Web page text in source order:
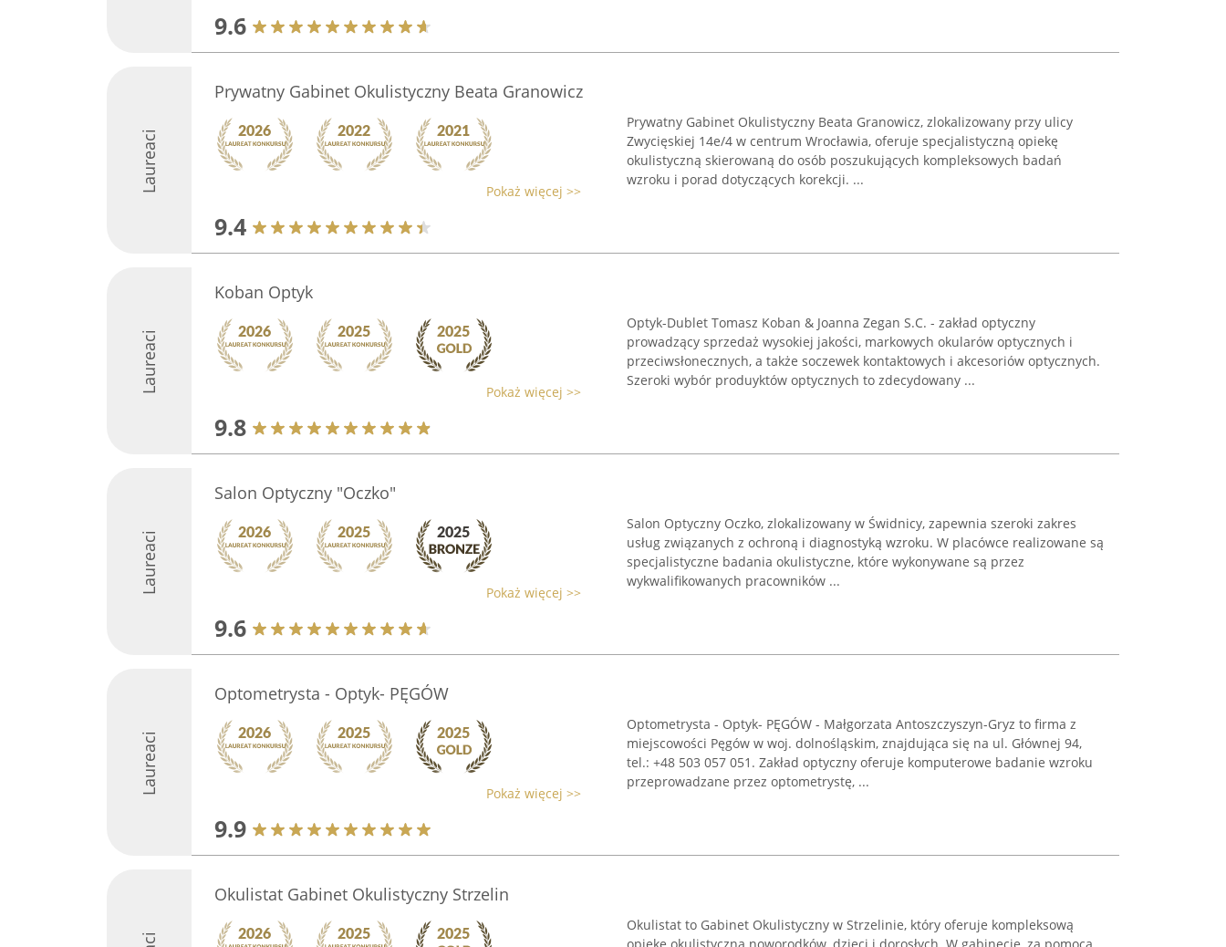
9.6
Laureaci
Prywatny Gabinet Okulistyczny Beata Granowicz
Pokaż więcej >>
9.4
Prywatny Gabinet Okulistyczny Beata Granowicz, zlokalizowany przy ulicy
Zwycięskiej 14e/4 w centrum Wrocławia, oferuje specjalistyczną opiekę
okulistyczną skierowaną do osób poszukujących kompleksowych badań
wzroku i porad dotyczących korekcji. ...
Laureaci
Koban Optyk
Pokaż więcej >>
9.8
Optyk-Dublet Tomasz Koban & Joanna Zegan S.C. - zakład optyczny
prowadzący sprzedaż wysokiej jakości, markowych okularów optycznych i
przeciwsłonecznych, a także soczewek kontaktowych i akcesoriów optycznych.
Szeroki wybór produyktów optycznych to zdecydowany ...
Laureaci
Salon Optyczny "Oczko"
Pokaż więcej >>
9.6
Salon Optyczny Oczko, zlokalizowany w Świdnicy, zapewnia szeroki zakres
usług związanych z ochroną i diagnostyką wzroku. W placówce realizowane są
specjalistyczne badania okulistyczne, które wykonywane są przez
wykwalifikowanych pracowników ...
Laureaci
Optometrysta - Optyk- PĘGÓW
Pokaż więcej >>
9.9
Optometrysta - Optyk- PĘGÓW - Małgorzata Antoszczyszyn-Gryz to firma z
miejscowości Pęgów w woj. dolnośląskim, znajdująca się na ul. Głównej 94,
tel.: +48 503 057 051. Zakład optyczny oferuje komputerowe badanie wzroku
przeprowadzane przez optometrystę, ...
Okulistat Gabinet Okulistyczny Strzelin
Okulistat to Gabinet Okulistyczny w Strzelinie, który oferuje kompleksową